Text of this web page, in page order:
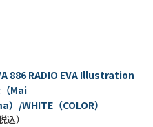
886 RADIO EVA Illustration
Mai
/WHITE（COLOR）